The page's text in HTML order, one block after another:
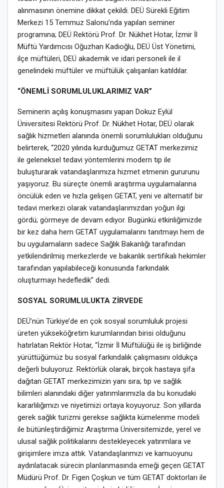
alınmasının önemine dikkat çekildi. DEÜ Sürekli Eğitim
Merkezi 15 Temmuz Salonu’nda yapılan seminer
programına; DEÜ Rektörü Prof. Dr. Nükhet Hotar, İzmir İl
Müftü Yardımcısı Oğuzhan Kadıoğlu, DEÜ Üst Yönetimi,
ilçe müftüleri, DEÜ akademik ve idari personeli ile il
genelindeki müftüler ve müftülük çalışanları katıldılar.
“ÖNEMLİ SORUMLULUKLARIMIZ VAR”
Seminerin açılış konuşmasını yapan Dokuz Eylül
Üniversitesi Rektörü Prof. Dr. Nükhet Hotar, DEÜ olarak
sağlık hizmetleri alanında önemli sorumlulukları olduğunu
belirterek, “2020 yılında kurduğumuz GETAT merkezimiz
ile geleneksel tedavi yöntemlerini modern tıp ile
buluşturarak vatandaşlarımıza hizmet etmenin gururunu
yaşıyoruz. Bu süreçte önemli araştırma uygulamalarına
öncülük eden ve hızla gelişen GETAT, yeni ve alternatif bir
tedavi merkezi olarak vatandaşlarımızdan yoğun ilgi
gördü; görmeye de devam ediyor. Bugünkü etkinliğimizde
bir kez daha hem GETAT uygulamalarını tanıtmayı hem de
bu uygulamaların sadece Sağlık Bakanlığı tarafından
yetkilendirilmiş merkezlerde ve bakanlık sertifikalı hekimler
tarafından yapılabileceği konusunda farkındalık
oluşturmayı hedefledik” dedi.
SOSYAL SORUMLULUKTA ZİRVEDE
DEÜ’nün Türkiye’de en çok sosyal sorumluluk projesi
üreten yükseköğretim kurumlarından birisi olduğunu
hatırlatan Rektör Hotar, “İzmir İl Müftülüğü ile iş birliğinde
yürüttüğümüz bu sosyal farkındalık çalışmasını oldukça
değerli buluyoruz. Rektörlük olarak, birçok hastaya şifa
dağıtan GETAT merkezimizin yanı sıra; tıp ve sağlık
bilimleri alanındaki diğer yatırımlarımızla da bu konudaki
kararlılığımızı ve niyetimizi ortaya koyuyoruz. Son yıllarda
gerek sağlık turizmi gerekse sağlıkta kümelenme modeli
ile bütünleştirdiğimiz Araştırma Üniversitemizde, yerel ve
ulusal sağlık politikalarını destekleyecek yatırımlara ve
girişimlere imza attık. Vatandaşlarımızı ve kamuoyunu
aydınlatacak sürecin planlanmasında emeği geçen GETAT
Müdürü Prof. Dr. Figen Çoşkun ve tüm GETAT doktorları ile